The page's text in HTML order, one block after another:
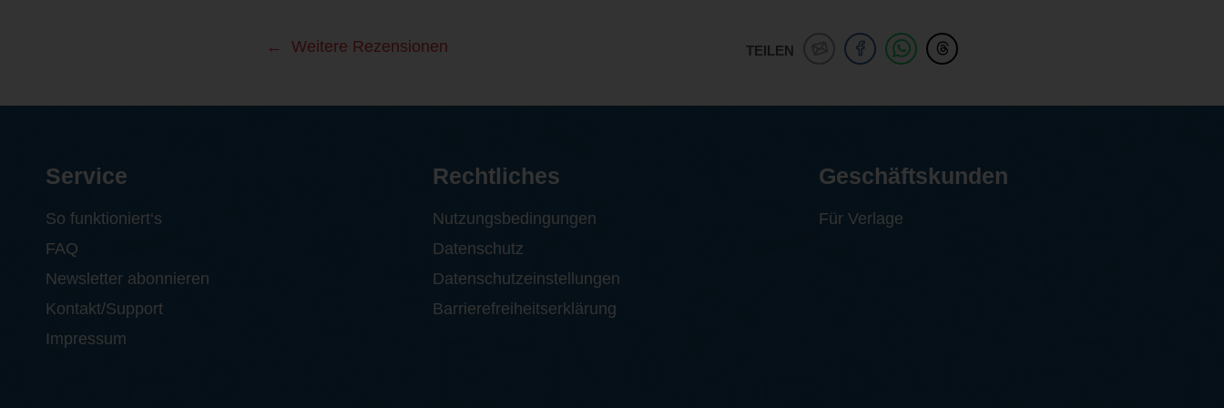
TEILEN
Weitere Rezensionen
Service
So funktioniert‘s
FAQ
Newsletter abonnieren
Kontakt/Support
Impressum
Rechtliches
Nutzungsbedingungen
Datenschutz
Datenschutzeinstellungen
Barrierefreiheitserklärung
Geschäftskunden
Für Verlage